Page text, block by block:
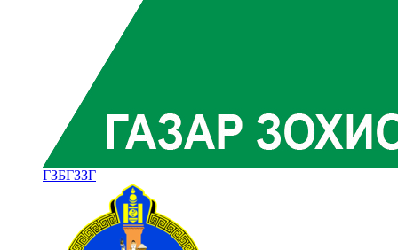
ГЗБГЗЗГ